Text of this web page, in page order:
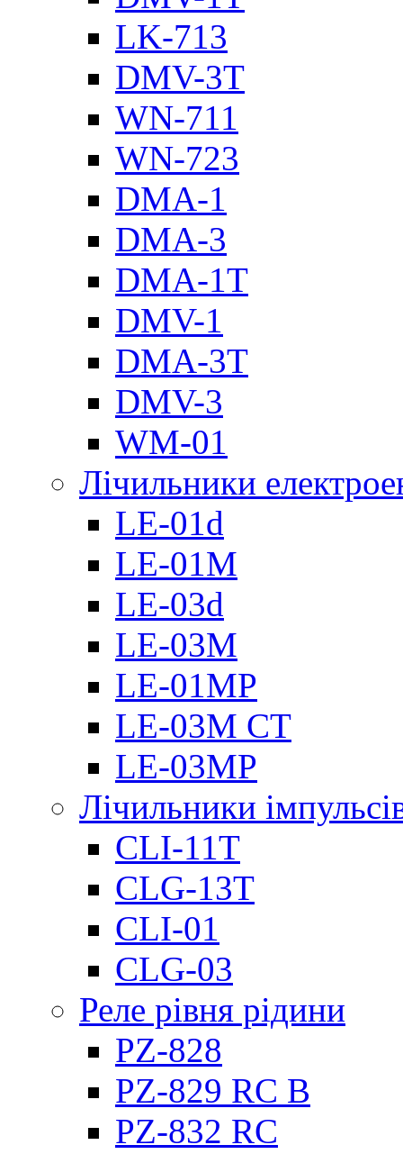
LK-713
DMV-3T
WN-711
WN-723
DMA-1
DMA-3
DMA-1T
DMV-1
DMА-3T
DMV-3
WM-01
Лічильники
LE-01d
LE-01M
LE-03d
LE-03M
LE-01MP
LE-03M CT
LE-03MP
Лічильники
CLI-11T
CLG-13T
CLI-01
CLG-03
Реле рівня рідини
PZ-828
PZ-829 RC B
PZ-832 RC